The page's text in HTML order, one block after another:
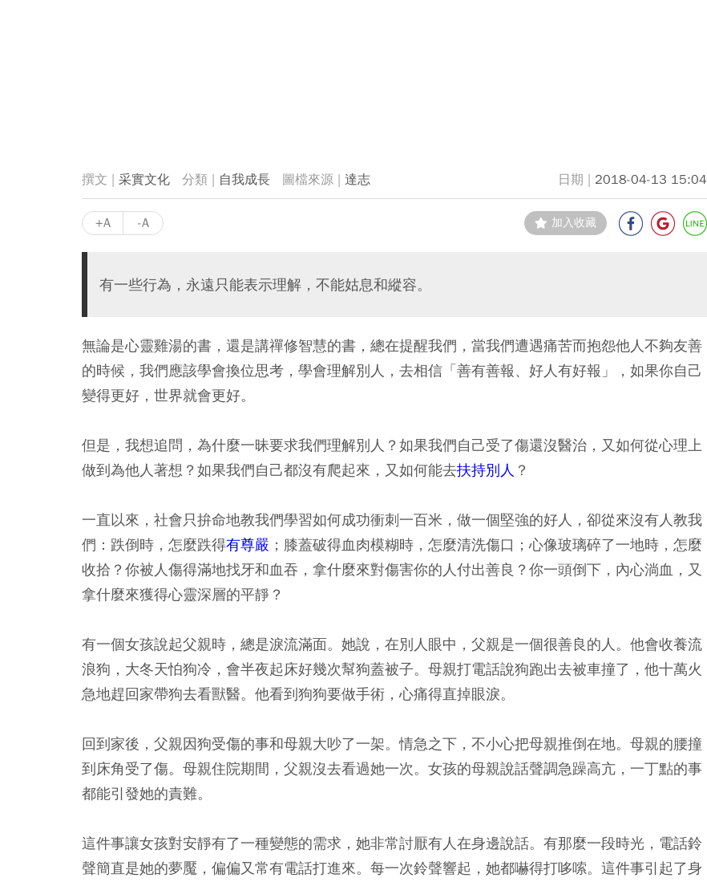
采實文化 自我成長 達志 2018-04-13 15:04
+A -A 加入收藏
有一些行為，永遠只能表示理解，不能姑息和縱容。
無論是心靈雞湯的書，還是講禪修智慧的書，總在提醒我們，當我們遭遇痛苦而抱怨他人不夠友善
的時候，我們應該學會換位思考，學會理解別人，去相信「善有善報、好人有好報」，如果你自己
變得更好，世界就會更好。
但是，我想追問，為什麼一昧要求我們理解別人？如果我們自己受了傷還沒醫治，又如何從心理上
做到為他人著想？如果我們自己都沒有爬起來，又如何能去扶持別人 ？
一直以來，社會只拚命地教我們學習如何成功衝刺一百米，做一個堅強的好人，卻從來沒有人教我
們：跌倒時，怎麼跌得有尊嚴 ；膝蓋破得血肉模糊時，怎麼清洗傷口；心像玻璃碎了一地時，怎麼
收拾？你被人傷得滿地找牙和血吞，拿什麼來對傷害你的人付出善良？你一頭倒下，內心淌血，又
拿什麼來獲得心靈深層的平靜？
有一個女孩說起父親時，總是淚流滿面。她說，在別人眼中，父親是一個很善良的人。他會收養流
浪狗，大冬天怕狗冷，會半夜起床好幾次幫狗蓋被子。母親打電話說狗跑出去被車撞了，他十萬火
急地趕回家帶狗去看獸醫。他看到狗狗要做手術，心痛得直掉眼淚。
回到家後，父親因狗受傷的事和母親大吵了一架。情急之下，不小心把母親推倒在地。母親的腰撞
到床角受了傷。母親住院期間，父親沒去看過她一次。女孩的母親說話聲調急躁高亢，一丁點的事
都能引發她的責難。
這件事讓女孩對安靜有了一種變態的需求，她非常討厭有人在身邊說話。有那麼一段時光，電話鈴
聲簡直是她的夢魘，偏偏又常有電話打進來。每一次鈴聲響起，她都嚇得打哆嗦。這件事引起了身